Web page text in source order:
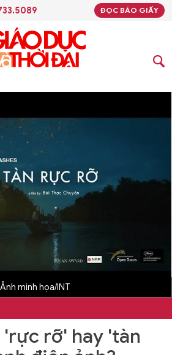
ĐỌC BÁO GIẤY
Ảnh minh họa/INT
'rực rỡ' hay 'tàn